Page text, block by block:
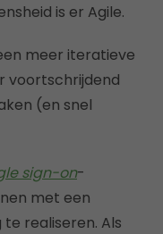
is er Agile.
meer iteratieve
voortschrijdend
(en snel
sign-on-
met een
realiseren. Als